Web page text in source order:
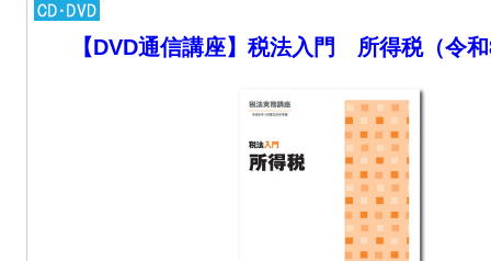
【DVD通信講座】税法入門 所得税（令